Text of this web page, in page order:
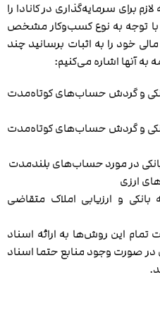
برای سرمایه‌گذاری در کانادا را
با توجه به نوع کسب‌وکار مشخص
خود را به اثبات برسانید چند
آنها اشاره می‌کنیم:
و گردش حساب‌های کوتاه‌مدت
و گردش حساب‌های کوتاه‌مدت
بانکی در مورد حساب‌های بلند‌مدت
ارزی
و ارزیابی املاک متقاضی
این روش‌ها به ارائه اسناد
در صورت وجود منابع حتما اسناد